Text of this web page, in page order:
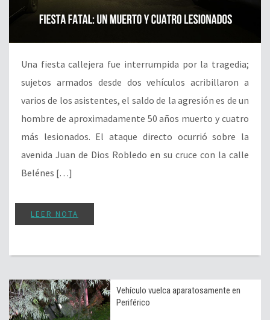
Una fiesta callejera fue interrumpida por la tragedia;
sujetos armados desde dos vehículos acribillaron a
varios de los asistentes, el saldo de la agresión es de un
hombre de aproximadamente 50 años muerto y cuatro
más lesionados. El ataque directo ocurrió sobre la
avenida Juan de Dios Robledo en su cruce con la calle
Belénes […]
LEER NOTA
Vehículo vuelca aparatosamente en
Periférico